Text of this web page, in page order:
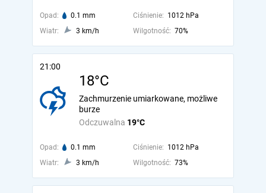
Opad: 0.1 mm Ciśnienie: 1012 hPa
Wiatr:
3 km/h Wilgotność: 70%
21:00
18°C
Odczuwalna 19°C
Zachmurzenie umiarkowane, możliwe
burze
Opad: 0.1 mm Ciśnienie: 1012 hPa
Wiatr:
3 km/h Wilgotność: 73%